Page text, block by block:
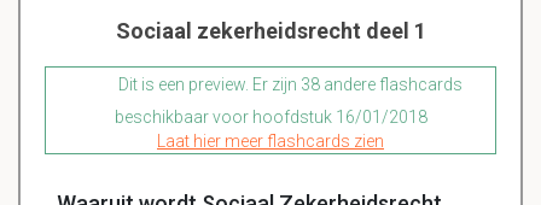
Sociaal zekerheidsrecht deel 1
Dit is een preview. Er zijn 38 andere flashcards
beschikbaar voor hoofdstuk 16/01/2018
Laat hier meer flashcards zien